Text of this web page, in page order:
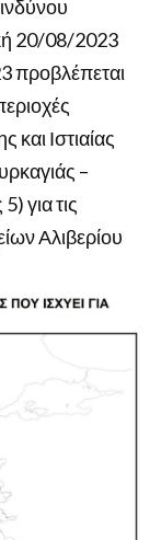
20/08/2023
προβλέπεται
Ιστιαίας
–
για τις
Αλιβερίου